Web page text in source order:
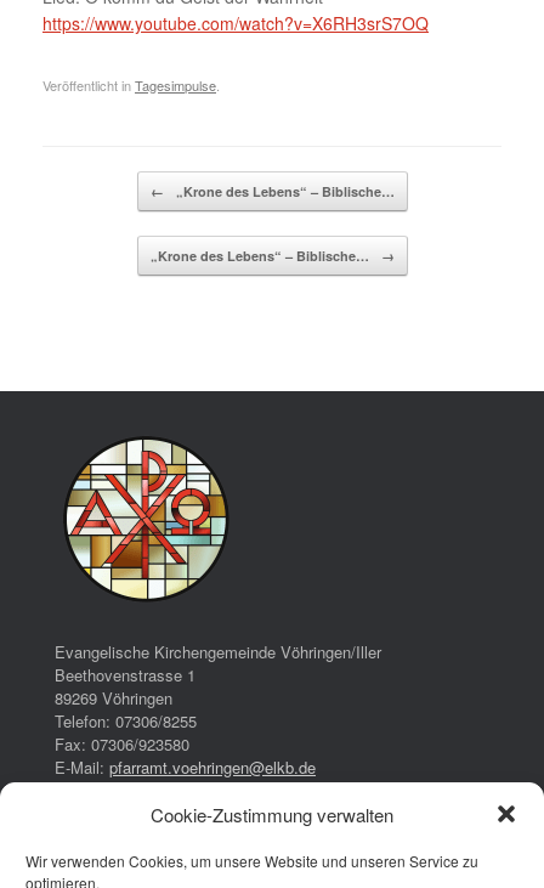
Cookie-Zustimmung verwalten
Wir verwenden Cookies, um unsere Website und unseren Service zu
optimieren.
https://www.youtube.com/watch?v=X6RH3srS7OQ
Veröffentlicht inTagesimpulse
← „Krone des Lebens“ – Biblische…
„Krone des Lebens“ – Biblische… →
Evangelische Kirchengemeinde Vöhringen/Iller
Beethovenstrasse 1
89269 Vöhringen
Telefon: 07306/8255
Fax: 07306/923580
E-Mail: pfarramt.voehringen@elkb.de
16:00 – 17:00 Uhr